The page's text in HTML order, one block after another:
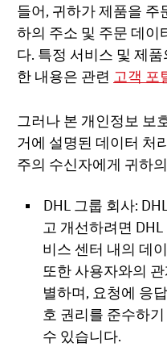
들어, 귀하가 제품을 주
하의 주소 및 주문 데이
다. 특정 서비스 및 제
한 내용은 관련 고객 포
그러나 본 개인정보 보
거에 설명된 데이터 처
주의 수신자에게 귀하
DHL 그룹 회사:
고 개선하려면
비스 센터 내의 데
또한 사용자와의
별하며, 요청에 응
호 권리를 준수하
수 있습니다.